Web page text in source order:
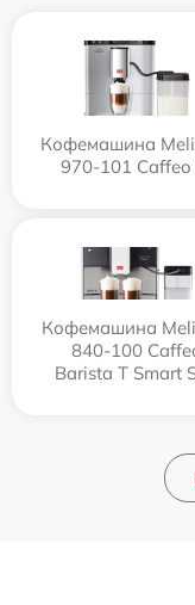
Кофемашина
970-101 Caffeo
Кофемашина
840-100
Barista T Smart